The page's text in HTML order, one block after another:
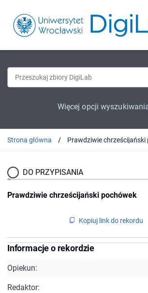
Więcej opcji
Strona główna Prawdziwie chrześcijański
DO PRZYPISANIA
Prawdziwie chrześcijański pochówek
Kopiuj link do rekordu
Informacje o rekordzie
Opiekun:
Redaktor: